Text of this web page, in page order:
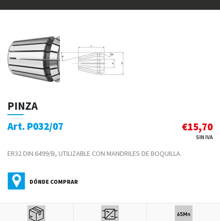
PINZA
Art. P032/07 €15,70
SIN IVA
ER32 DIN 6499/B, UTILIZABLE CON MANDRILES DE BOQUILLA.
DÓNDE COMPRAR